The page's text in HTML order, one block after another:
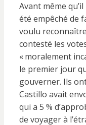
Avant même
été empêché de
voulu
contesté les
« moralement
le premier jour
gouverner. Ils
Castillo avait
qui a 5 %
de voyager à